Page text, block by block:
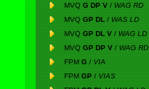
MVQ G DP V / WAG RD
MVQ GP DL / WAS LD
MVQ GP DL V / WAG LD
MVQ GP DP V / WAG RD
FPM G / VIA
FPM GP / VIAS